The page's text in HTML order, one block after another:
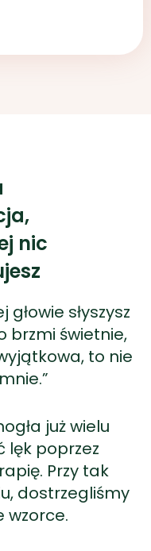
nic
słyszysz
brzmi świetnie,
to nie
już wielu
poprzez
Przy tak
dostrzegliśmy
wzorce.